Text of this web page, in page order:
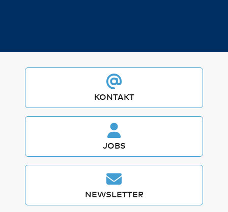
process your information.
KONTAKT
JOBS
NEWSLETTER